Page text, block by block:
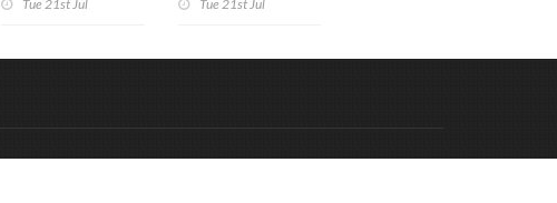
betalen de rekening
Tue 21st Jul
betalen de rekening
Tue 21st Jul